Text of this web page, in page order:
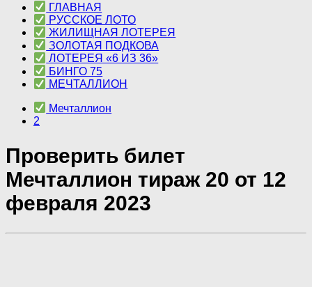
ГЛАВНАЯ
РУССКОЕ ЛОТО
ЖИЛИЩНАЯ ЛОТЕРЕЯ
ЗОЛОТАЯ ПОДКОВА
ЛОТЕРЕЯ «6 ИЗ 36»
БИНГО 75
МЕЧТАЛЛИОН
Мечталлион
2
Проверить билет
Мечталлион тираж 20 от 12
февраля 2023